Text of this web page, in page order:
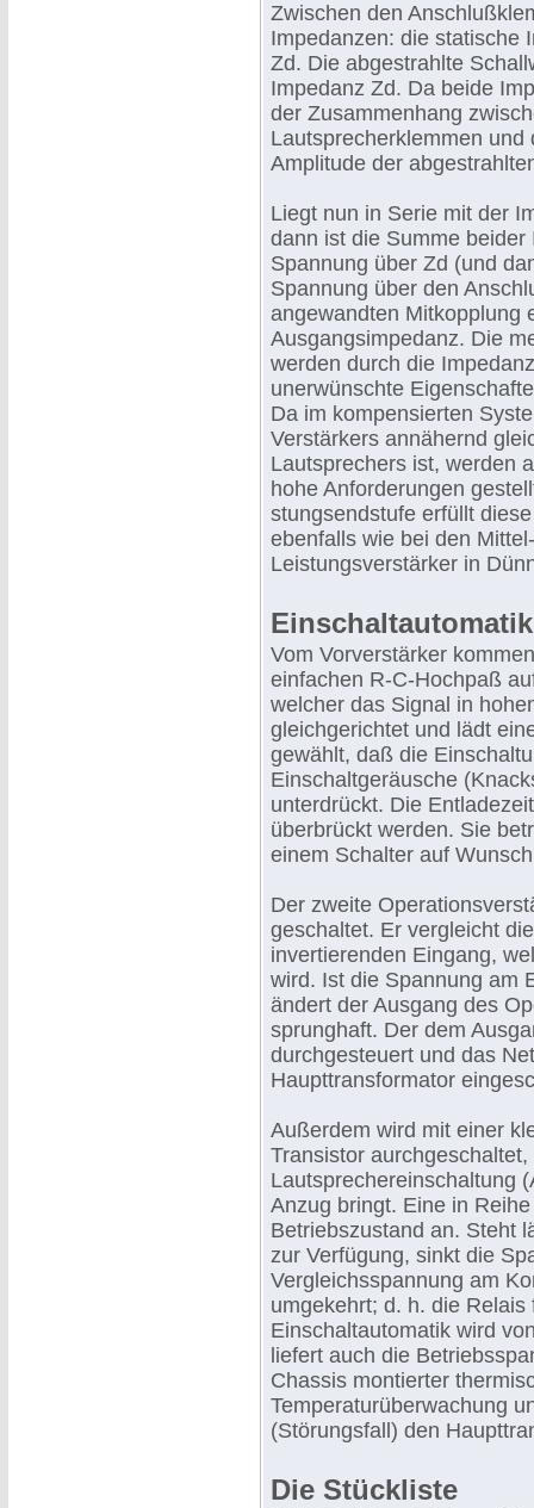
Zwischen den
Impedanzen: die statische
Zd. Die abgestrahlte
Impedanz Zd. Da beide
der Zusammenhang
Lautsprecherklemmen
Amplitude der
Liegt nun in Serie mit der
dann ist die Summe
Spannung über Zd (und
Spannung über den
angewandten Mitkopplung
Ausgangsimpedanz. Die
werden durch die
unerwünschte
Da im kompensierten
Verstärkers annähernd
Lautsprechers ist, werden
hohe Anforderungen
stungsendstufe erfüllt
ebenfalls wie bei den
Leistungsverstärker in
Vom Vorverstärker
einfachen R-C-Hochpaß
welcher das Signal in
gleichgerichtet und lädt
gewählt, daß die
Einschaltgeräusche
unterdrückt. Die
überbrückt werden. Sie
einem Schalter auf
Der zweite
geschaltet. Er vergleicht
invertierenden Eingang,
wird. Ist die Spannung am
ändert der Ausgang des
sprunghaft. Der dem
durchgesteuert und das
Haupttransformator
Außerdem wird mit einer
Transistor
Lautsprechereinschaltung
Anzug bringt. Eine in
Betriebszustand an. Steht
zur Verfügung, sinkt die
Vergleichsspannung am
umgekehrt; d. h. die
Einschaltautomatik wird
liefert auch die
Chassis montierter
Temperaturüberwachung
(Störungsfall) den
Die Stückliste